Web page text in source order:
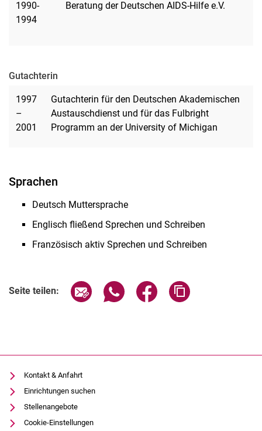
1990-
1994
Beratung der Deutschen AIDS-Hilfe e.V.
Gutachterin
1997
–
2001
Gutachterin für den Deutschen Akademischen
Austauschdienst und für das Fulbright
Programm an der University of Michigan
Sprachen
Deutsch Muttersprache
Englisch fließend Sprechen und Schreiben
Französisch aktiv Sprechen und Schreiben
Seite teilen: Seite über E-Mail teilen
Seite über WhatsApp teilen
Seite über Facebook
Kontakt & Anfahrt
Einrichtungen suchen
Stellenangebote
Cookie-Einstellungen